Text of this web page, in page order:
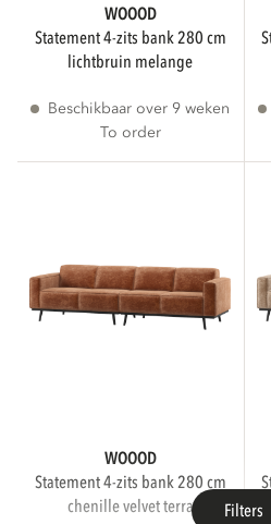
Filters
WOOOD
statement 4-zits bank 280 cm
lichtbruin melange
Beschikbaar over 9 weken
To order
statement 4-zits bank 280 cm
WOOOD
statement 4-zits bank 280 cm
chenille velvet terra
statement 4-zits bank 280 cm